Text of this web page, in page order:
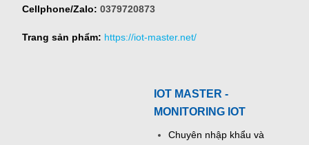
Cellphone/Zalo: 0379720873
Trang sản phẩm: https://iot-master.net/
IOT MASTER -
MONITORING IOT
Chuyên nhập khẩu và